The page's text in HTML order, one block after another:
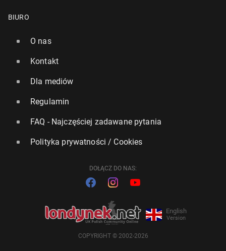
BIURO
O nas
Kontakt
Dla mediów
Regulamin
FAQ - Najczęściej zadawane pytania
Polityka prywatności / Cookies
DOŁĄCZ DO NAS:
English
Version
COPYRIGHT © 2002-2026